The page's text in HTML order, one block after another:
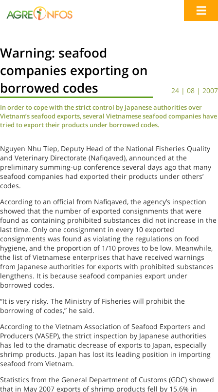
Warning: seafood
companies exporting on
borrowed codes
24 | 08 | 2007
In order to cope with the strict control by Japanese authorities over
Vietnam’s seafood exports, several Vietnamese seafood companies have
tried to export their products under borrowed codes.
Nguyen Nhu Tiep, Deputy Head of the National Fisheries Quality
and Veterinary Directorate (Nafiqaved), announced at the
preliminary summing-up conference several days ago that many
seafood companies had exported their products under others’
codes.
According to an official from Nafiqaved, the agency’s inspection
showed that the number of exported consignments that were
found as containing prohibited substances did not increase in the
last time. Only one consignment in every 10 exported
consignments was found as violating the regulations on food
hygiene, and the proportion of 1/10 proves to be low. Meanwhile,
the list of Vietnamese enterprises that have received warnings
from Japanese authorities for exports with prohibited substances
lengthens. It is because seafood companies export under
borrowed codes.
“It is very risky. The Ministry of Fisheries will prohibit the
borrowing of codes,” he said.
According to the Vietnam Association of Seafood Exporters and
Producers (VASEP), the strict inspection by Japanese authorities
has led to the dramatic decrease of exports to Japan, especially
shrimp products. Japan has lost its leading position in importing
seafood from Vietnam.
Statistics from the General Department of Customs (GDC) showed
that in May 2007 exports of shrimp products fell by 15.6% in